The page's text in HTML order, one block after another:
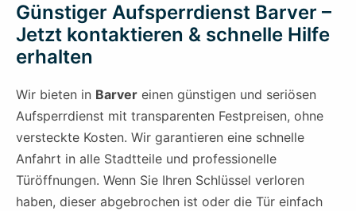
Günstiger Aufsperrdienst Barver –
Jetzt kontaktieren & schnelle Hilfe
erhalten
Wir bieten in Barver einen günstigen und seriösen
Aufsperrdienst mit transparenten Festpreisen, ohne
versteckte Kosten. Wir garantieren eine schnelle
Anfahrt in alle Stadtteile und professionelle
Türöffnungen. Wenn Sie Ihren Schlüssel verloren
haben, dieser abgebrochen ist oder die Tür einfach